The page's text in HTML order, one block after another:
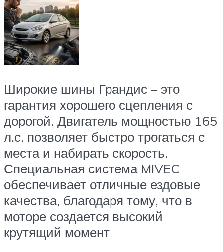
Широкие шины Грандис – это
гарантия хорошего сцепления с
дорогой. Двигатель мощностью 165
л.с. позволяет быстро трогаться с
места и набирать скорость.
Специальная система MIVEC
обеспечивает отличные ездовые
качества, благодаря тому, что в
моторе создается высокий
крутящий момент.